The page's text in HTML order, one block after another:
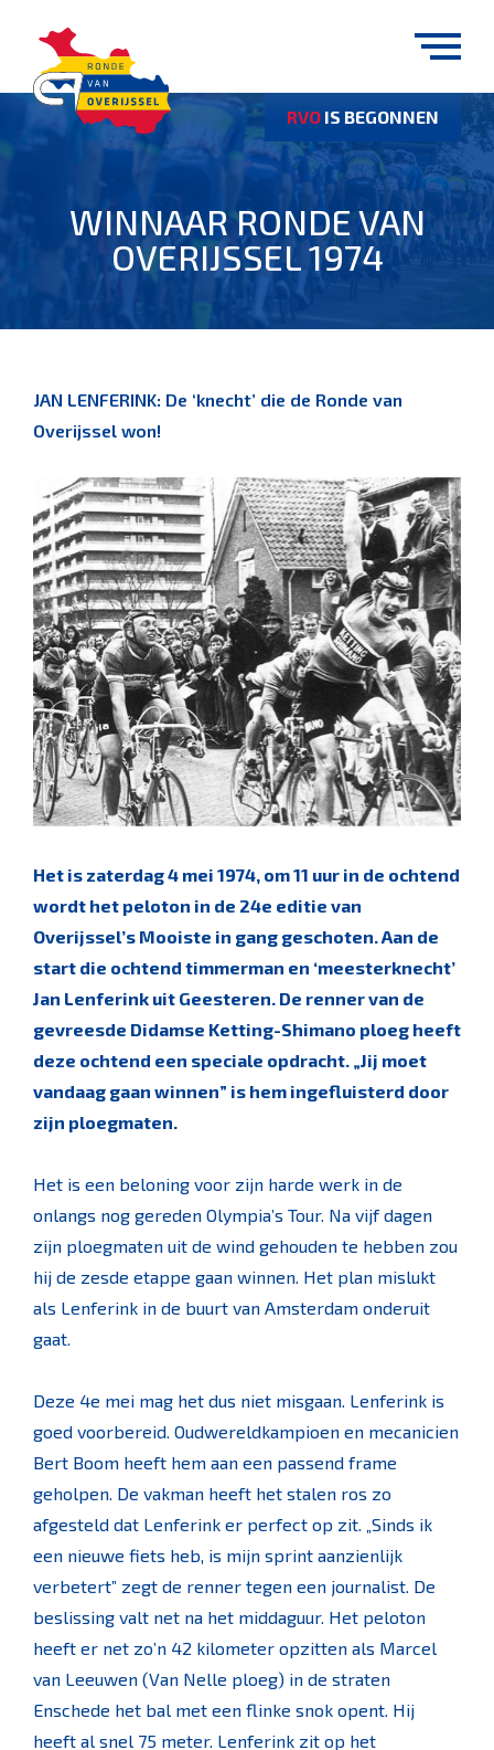
WINNAAR RONDE VAN
OVERIJSSEL 1974
RVO IS BEGONNEN
JAN LENFERINK: De ‘knecht’ die de Ronde van
Overijssel won!
Het is zaterdag 4 mei 1974, om 11 uur in de ochtend
wordt het peloton in de 24e editie van
Overijssel’s Mooiste in gang geschoten. Aan de
start die ochtend timmerman en ‘meesterknecht’
Jan Lenferink uit Geesteren. De renner van de
gevreesde Didamse Ketting-Shimano ploeg heeft
deze ochtend een speciale opdracht. „Jij moet
vandaag gaan winnen” is hem ingefluisterd door
zijn ploegmaten.
Het is een beloning voor zijn harde werk in de
onlangs nog gereden Olympia’s Tour. Na vijf dagen
zijn ploegmaten uit de wind gehouden te hebben zou
hij de zesde etappe gaan winnen. Het plan mislukt
als Lenferink in de buurt van Amsterdam onderuit
gaat.
Deze 4e mei mag het dus niet misgaan. Lenferink is
goed voorbereid. Oudwereldkampioen en mecanicien
Bert Boom heeft hem aan een passend frame
geholpen. De vakman heeft het stalen ros zo
afgesteld dat Lenferink er perfect op zit. „Sinds ik
een nieuwe fiets heb, is mijn sprint aanzienlijk
verbetert” zegt de renner tegen een journalist. De
beslissing valt net na het middaguur. Het peloton
heeft er net zo’n 42 kilometer opzitten als Marcel
van Leeuwen (Van Nelle ploeg) in de straten
Enschede het bal met een flinke snok opent. Hij
heeft al snel 75 meter. Lenferink zit op het